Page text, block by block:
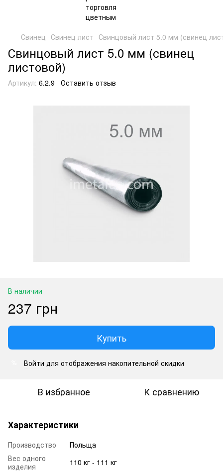
Свинец Свинец лист Свинцовый лист 5.0 мм (свинец
Свинцовый лист 5.0 мм (свинец
листовой)
Артикул: 6.2.9 Оставить отзыв
В наличии
237 грн
Купить
Войти для отображения накопительной скидки
В избранное К сравнению
Характеристики
Производство
Польща
Вес одного
изделия
110 кг - 111 кг